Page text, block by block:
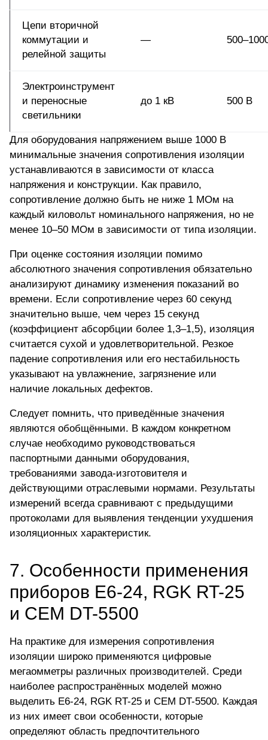
Цепи вторичной
коммутации и
релейной защиты
—
Электроинструмент
и переносные
светильники
до 1 кВ 500 В
Для оборудования напряжением выше 1000 В
минимальные значения сопротивления изоляции
устанавливаются в зависимости от класса
напряжения и конструкции. Как правило,
сопротивление должно быть не ниже 1 МОм на
каждый киловольт номинального напряжения, но не
менее 10–50 МОм в зависимости от типа изоляции.
При оценке состояния изоляции помимо
абсолютного значения сопротивления обязательно
анализируют динамику изменения показаний во
времени. Если сопротивление через 60 секунд
значительно выше, чем через 15 секунд
(коэффициент абсорбции более 1,3–1,5), изоляция
считается сухой и удовлетворительной. Резкое
падение сопротивления или его нестабильность
указывают на увлажнение, загрязнение или
наличие локальных дефектов.
Следует помнить, что приведённые значения
являются обобщёнными. В каждом конкретном
случае необходимо руководствоваться
паспортными данными оборудования,
требованиями завода-изготовителя и
действующими отраслевыми нормами. Результаты
измерений всегда сравнивают с предыдущими
протоколами для выявления тенденции ухудшения
изоляционных характеристик.
7. Особенности применения
приборов Е6-24, RGK RT-25
и CEM DT-5500
На практике для измерения сопротивления
изоляции широко применяются цифровые
мегаомметры различных производителей. Среди
наиболее распространённых моделей можно
выделить Е6-24, RGK RT-25 и CEM DT-5500. Каждая
из них имеет свои особенности, которые
определяют область предпочтительного